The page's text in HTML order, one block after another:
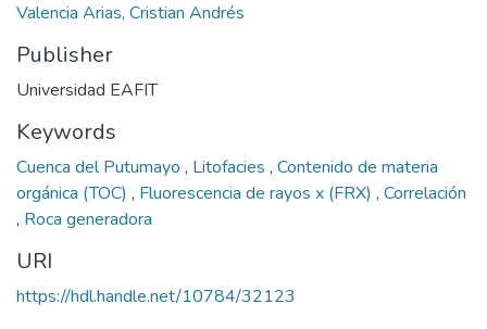
Valencia Arias, Cristian Andrés
Publisher
Universidad EAFIT
Keywords
Cuenca del Putumayo , Litofacies , Contenido de materia
orgánica (TOC) , Fluorescencia de rayos x (FRX) , Correlación
, Roca generadora
URI
https://hdl.handle.net/10784/32123